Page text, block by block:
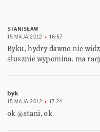
STANISŁAW
15 MAJA 2012
16:57
Byku, hydry dawno nie
słusznie wypomina, ma
byk
15 MAJA 2012 17:24
ok @stani, ok